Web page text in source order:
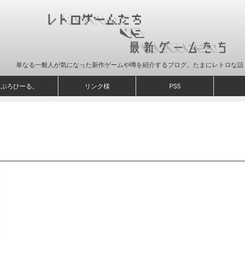
単なる一般人が気になった新作ゲームや噂を紹介するブログ。たまにレトロな話
ぷろひーる。 リンク様 PS5